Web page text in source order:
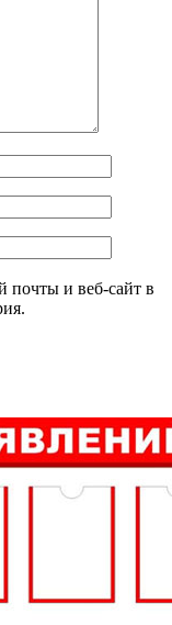
почты и веб-сайт в